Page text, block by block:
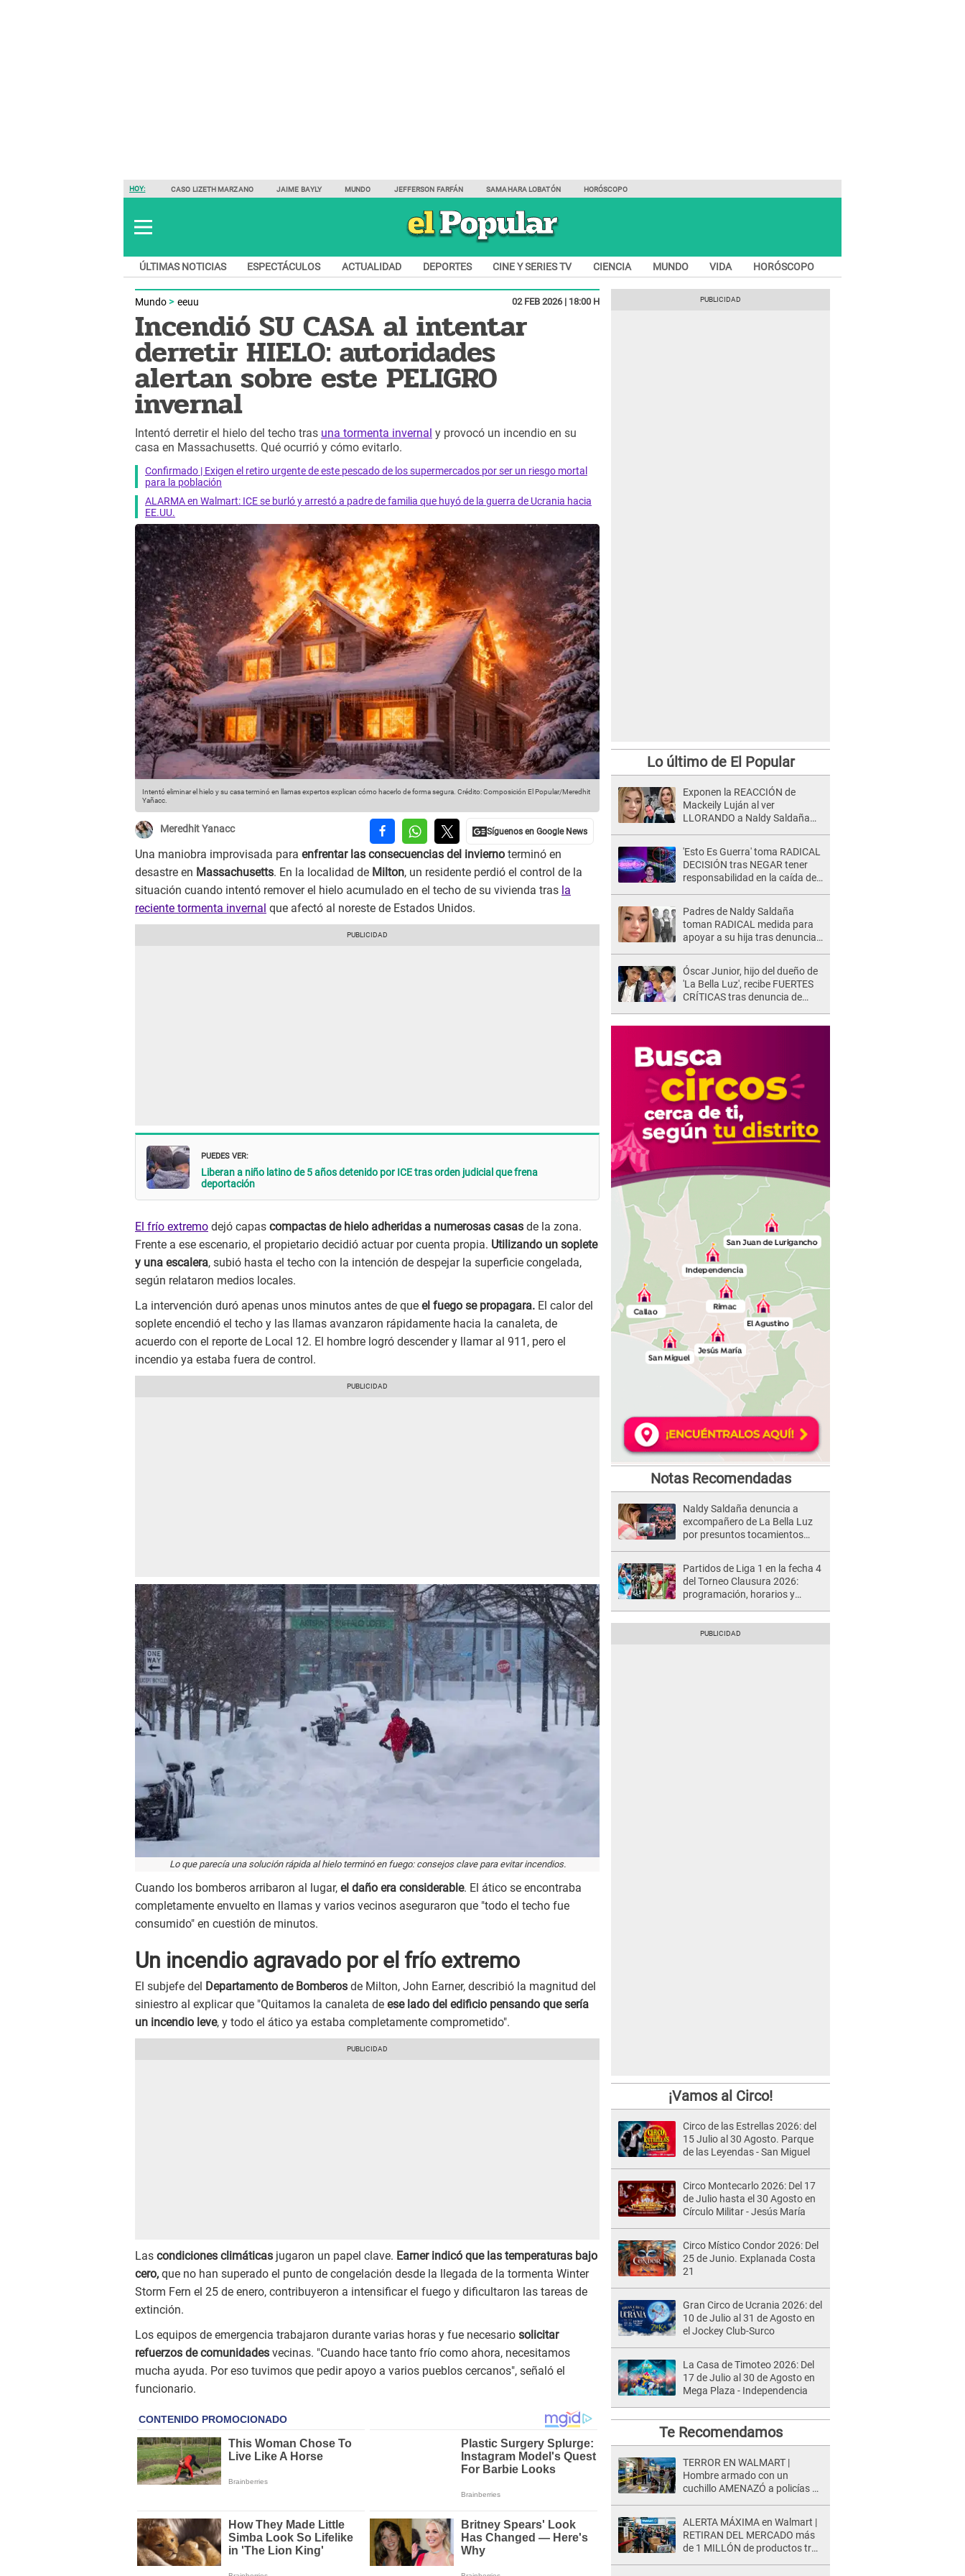
HOY: CASO LIZETH MARZANO JAIME BAYLY MUNDO JEFFERSON FARFÁN SAMAHARA LOBATÓN HORÓSCOPO
ÚLTIMAS NOTICIAS ESPECTÁCULOS ACTUALIDAD DEPORTES CINE Y SERIES TV CIENCIA MUNDO VIDA HORÓSCOPO
Mundo eeuu 02 FEB 2026 | 18:00 H
Incendió SU CASA al intentar
derretir HIELO: autoridades
alertan sobre este PELIGRO
invernal
Intentó derretir el hielo del techo tras una tormenta invernal y provocó un incendio en su
casa en Massachusetts. Qué ocurrió y cómo evitarlo.
Confirmado | Exigen el retiro urgente de este pescado de los supermercados por ser un riesgo mortal
para la población
ALARMA en Walmart: ICE se burló y arrestó a padre de familia que huyó de la guerra de Ucrania hacia
EE.UU.
Intentó eliminar el hielo y su casa terminó en llamas expertos explican cómo hacerlo de forma segura. Crédito: Composición El Popular/Meredhit
Yañacc.
Meredhit Yanacc
Una maniobra improvisada para enfrentar las consecuencias del invierno terminó en
desastre en Massachusetts. En la localidad de Milton, un residente perdió el control de la
situación cuando intentó remover el hielo acumulado en el techo de su vivienda tras la
reciente tormenta invernal que afectó al noreste de Estados Unidos.
PUEDES VER:
Liberan a niño latino de 5 años detenido por ICE tras orden judicial que frena
deportación
El frío extremo dejó capas compactas de hielo adheridas a numerosas casas de la zona.
Frente a ese escenario, el propietario decidió actuar por cuenta propia. Utilizando un soplete
y una escalera, subió hasta el techo con la intención de despejar la superficie congelada,
según relataron medios locales.
La intervención duró apenas unos minutos antes de que el fuego se propagara. El calor del
soplete encendió el techo y las llamas avanzaron rápidamente hacia la canaleta, de
acuerdo con el reporte de Local 12. El hombre logró descender y llamar al 911, pero el
incendio ya estaba fuera de control.
Lo que parecía una solución rápida al hielo terminó en fuego: consejos clave para evitar incendios.
Cuando los bomberos arribaron al lugar, el daño era considerable. El ático se encontraba
completamente envuelto en llamas y varios vecinos aseguraron que "todo el techo fue
consumido" en cuestión de minutos.
Un incendio agravado por el frío extremo
El subjefe del Departamento de Bomberos de Milton, John Earner, describió la magnitud del
siniestro al explicar que "Quitamos la canaleta de ese lado del edificio pensando que sería
un incendio leve, y todo el ático ya estaba completamente comprometido".
Las condiciones climáticas jugaron un papel clave. Earner indicó que las temperaturas bajo
cero, que no han superado el punto de congelación desde la llegada de la tormenta Winter
Storm Fern el 25 de enero, contribuyeron a intensificar el fuego y dificultaron las tareas de
extinción.
Los equipos de emergencia trabajaron durante varias horas y fue necesario solicitar
refuerzos de comunidades vecinas. "Cuando hace tanto frío como ahora, necesitamos
mucha ayuda. Por eso tuvimos que pedir apoyo a varios pueblos cercanos", señaló el
funcionario.
Lo último de El Popular
Exponen la REACCIÓN de
Mackeily Luján al ver
LLORANDO a Naldy Saldaña
'Esto Es Guerra' toma RADICAL
DECISIÓN tras NEGAR tener
responsabilidad en la caída de
Padres de Naldy Saldaña
toman RADICAL medida para
apoyar a su hija tras denuncia
Bella Luz: "Esto no se va a
quedar así"
Óscar Junior, hijo del dueño de
'La Bella Luz', recibe FUERTES
CRÍTICAS tras denuncia de
Notas Recomendadas
Naldy Saldaña denuncia a
excompañero de La Bella Luz
por presuntos tocamientos
Partidos de Liga 1 en la fecha 4
del Torneo Clausura 2026:
programación, horarios y
¡Vamos al Circo!
Circo de las Estrellas 2026: del
15 Julio al 30 Agosto. Parque
de las Leyendas - San Miguel
Circo Montecarlo 2026: Del 17
de Julio hasta el 30 Agosto en
Círculo Militar - Jesús María
Circo Místico Condor 2026: Del
25 de Junio. Explanada Costa
21
Gran Circo de Ucrania 2026: del
10 de Julio al 31 de Agosto en
el Jockey Club-Surco
La Casa de Timoteo 2026: Del
17 de Julio al 30 de Agosto en
Mega Plaza - Independencia
Te Recomendamos
TERROR EN WALMART |
Hombre armado con un
cuchillo AMENAZÓ a policías y
ALERTA MÁXIMA en Walmart |
RETIRAN DEL MERCADO más
de 1 MILLÓN de productos tras